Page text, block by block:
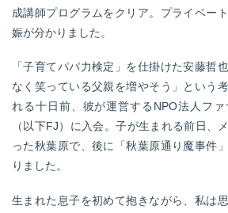
成講師プログラムをクリア。プライベー
娠が分かりました。
「子育てパパ力検定」を仕掛けた安藤哲
なく笑っている父親を増やそう」という
れる十日前、彼が運営するNPO法人フ
（以下FJ）に入会。子が生まれる前日、
った秋葉原で、後に「秋葉原通り魔事件
りました。
生まれた息子を初めて抱きながら、私は